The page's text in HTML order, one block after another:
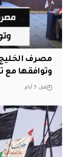
مصرف
وتوافقها مع
قبل 5 أيام